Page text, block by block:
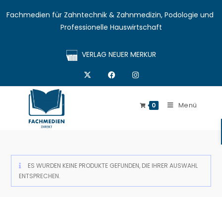
Fachmedien für Zahntechnik & Zahnmedizin, Podologie und
Professionelle Hauswirtschaft
VERLAG NEUER MERKUR
0 Menü
ES WURDEN KEINE PRODUKTE GEFUNDEN, DIE IHRER AUSWAHL
ENTSPRECHEN.